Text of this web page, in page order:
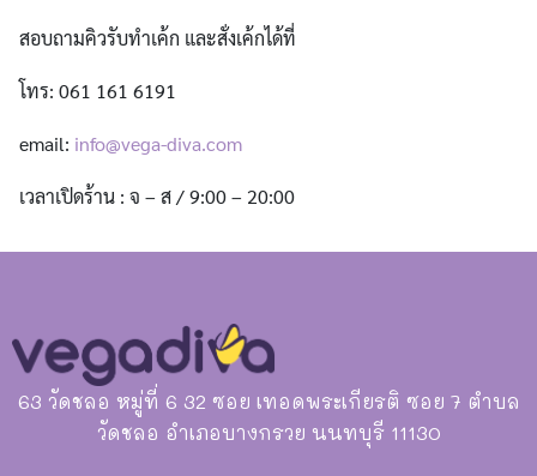
สอบถามคิวรับทำเค้ก และสั่งเค้กได้ที่
โทร: 061 161 6191
email: info@vega-diva.com
เวลาเปิดร้าน : จ – ส / 9:00 – 20:00
63 วัดชลอ หมู่ที่ 6 32 ซอย เทอดพระเกียรติ ซอย 7 ตำบล
วัดชลอ อำเภอบางกรวย นนทบุรี 11130